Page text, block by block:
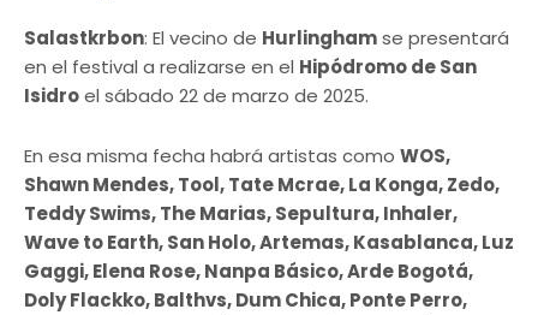
Salastkrbon: El vecino de Hurlinghamse presentará
en el festival a realizarse en el Hipódromo de San
Isidroel sábado 22 de marzo de 2025.
En esa misma fecha habrá artistas como WOS,
Shawn Mendes, Tool, Tate Mcrae, La Konga, Zedo,
Teddy Swims, The Marias, Sepultura, Inhaler,
Wave to Earth, San Holo, Artemas, Kasablanca, Luz
Gaggi, Elena Rose, Nanpa Básico, Arde Bogotá,
Doly Flackko, Balthvs, Dum Chica, Ponte Perro,